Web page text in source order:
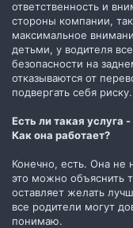
ответственность и
стороны компании,
максимальное
детьми, у водителя
безопасности на
отказываются от
подвергать себя риску.
Есть ли такая услуга
Как она работает?
Конечно, есть. Она не
это можно объяснить
оставляет желать
все родители могут
понимаю.